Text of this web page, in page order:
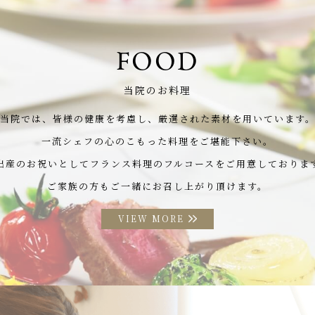
FOOD
当院のお料理
当院では、皆様の健康を考慮し、 厳選された素材を用いています。
一流シェフの心のこもった料理をご堪能下さい。
産のお祝いとして フランス料理のフルコースをご用意しておりま
ご家族の方もご一緒にお召し上がり頂けます。
VIEW MORE